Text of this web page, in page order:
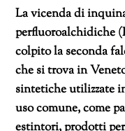
La vicenda di
perfluoroalchidiche
colpito la seconda
che si trova in
sintetiche utilizzate
uso comune, come
estintori, prodotti